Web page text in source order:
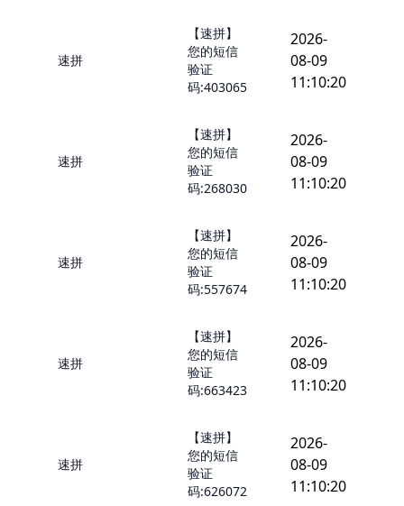
速拼
【速拼】
您的短信
验证
码:403065
2026-
08-09
11:10:20
速拼
【速拼】
您的短信
验证
码:268030
2026-
08-09
11:10:20
速拼
【速拼】
您的短信
验证
码:557674
2026-
08-09
11:10:20
速拼
【速拼】
您的短信
验证
码:663423
2026-
08-09
11:10:20
速拼
【速拼】
您的短信
验证
码:626072
2026-
08-09
11:10:20